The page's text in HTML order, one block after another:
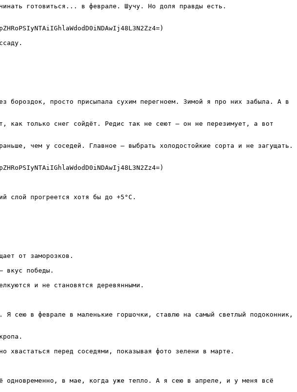
готовиться... в феврале. Шучу. Но доля правды есть.
бороздок, просто присыпала сухим перегноем. Зимой я про них забыла. А в
как только снег сойдёт. Редис так не сеют — он не перезимует, а вот
чем у соседей. Главное — выбрать холодостойкие сорта и не загущать.
слой прогреется хотя бы до +5°С.
от заморозков.
вкус победы.
и не становятся деревянными.
сею в феврале в маленькие горшочки, ставлю на самый светлый подоконник,
перед соседями, показывая фото зелени в марте.
одновременно, в мае, когда уже тепло. А я сею в апреле, и у меня всё